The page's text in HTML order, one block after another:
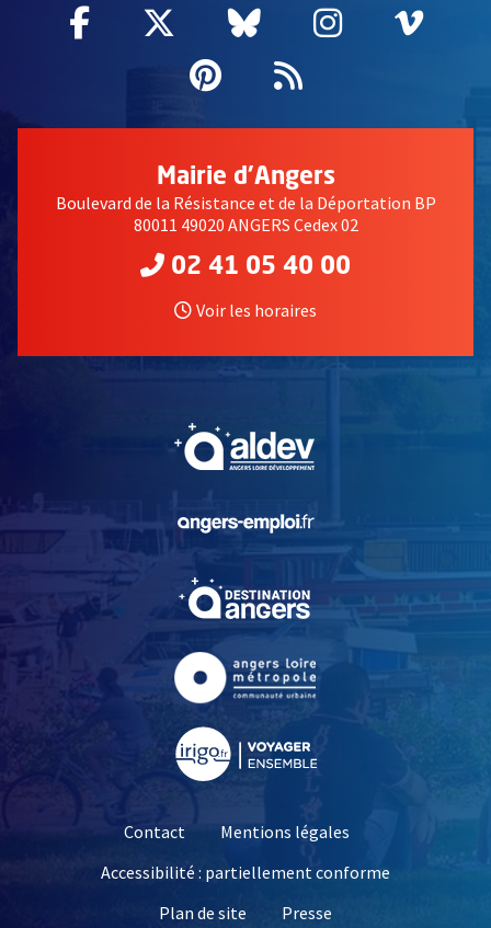
Facebook
, Ouvre une nouvelle fenêtre
Twitter
, Ouvre une nouvelle
Bluesky
, Ouvre une
Instagram
, Ouvre
,
Pinterest
, Ouvre une
Flux RSS
Mairie d'Angers
Boulevard de la Résistance et de la Déportation BP
80011 49020 ANGERS Cedex 02
02 41 05 40 00
Voir les horaires
, Ouvre une nouvelle
, Ouvre une nouvelle
Contact
Mentions légales
Accessibilité : partiellement conforme
Plan de site
Presse